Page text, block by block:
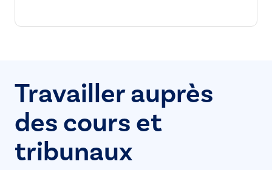
Travailler auprès
des cours et
tribunaux